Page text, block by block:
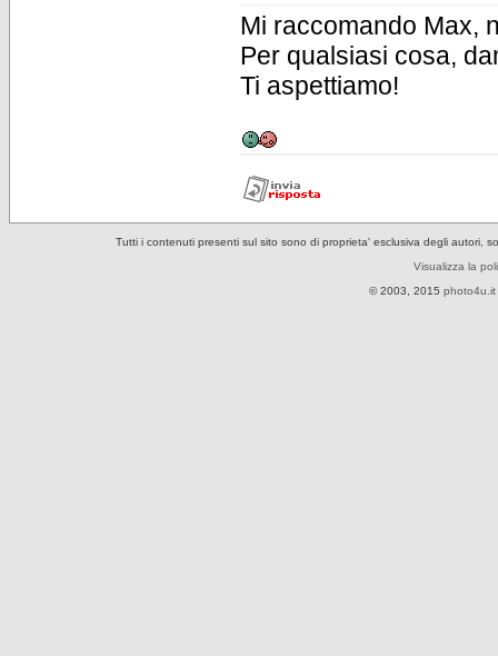
Mi raccomando Max,
Per qualsiasi cosa,
Ti aspettiamo!
Tutti i contenuti presenti sul sito sono di proprieta' esclusiva degli autori,
Visualizza la
© 2003, 2015 photo4u.it